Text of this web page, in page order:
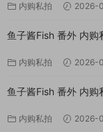
内购私拍 2026-
鱼子酱Fish 番外 内
内购私拍 2026-
鱼子酱Fish 番外 内购
内购私拍 2026-